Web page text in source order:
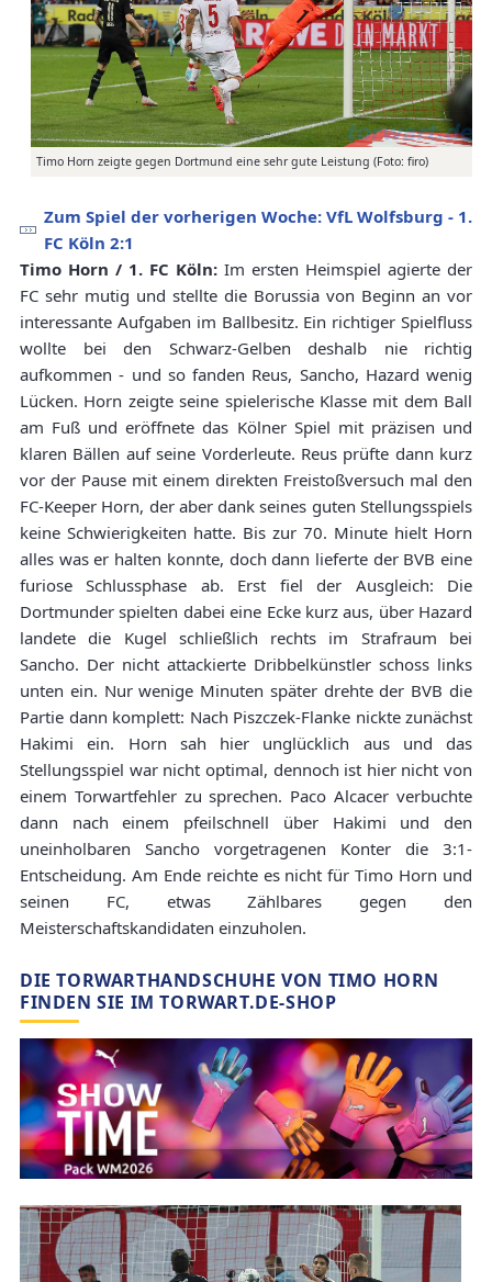
Timo Horn zeigte gegen Dortmund eine sehr gute Leistung (Foto: firo)
Zum Spiel der vorherigen Woche: VfL Wolfsburg - 1.
FC Köln 2:1
Timo Horn / 1. FC Köln: Im ersten Heimspiel agierte der
FC sehr mutig und stellte die Borussia von Beginn an vor
interessante Aufgaben im Ballbesitz. Ein richtiger Spielfluss
wollte bei den Schwarz-Gelben deshalb nie richtig
aufkommen - und so fanden Reus, Sancho, Hazard wenig
Lücken. Horn zeigte seine spielerische Klasse mit dem Ball
am Fuß und eröffnete das Kölner Spiel mit präzisen und
klaren Bällen auf seine Vorderleute. Reus prüfte dann kurz
vor der Pause mit einem direkten Freistoßversuch mal den
FC-Keeper Horn, der aber dank seines guten Stellungsspiels
keine Schwierigkeiten hatte. Bis zur 70. Minute hielt Horn
alles was er halten konnte, doch dann lieferte der BVB eine
furiose Schlussphase ab. Erst fiel der Ausgleich: Die
Dortmunder spielten dabei eine Ecke kurz aus, über Hazard
landete die Kugel schließlich rechts im Strafraum bei
Sancho. Der nicht attackierte Dribbelkünstler schoss links
unten ein. Nur wenige Minuten später drehte der BVB die
Partie dann komplett: Nach Piszczek-Flanke nickte zunächst
Hakimi ein. Horn sah hier unglücklich aus und das
Stellungsspiel war nicht optimal, dennoch ist hier nicht von
einem Torwartfehler zu sprechen. Paco Alcacer verbuchte
dann nach einem pfeilschnell über Hakimi und den
uneinholbaren Sancho vorgetragenen Konter die 3:1-
Entscheidung. Am Ende reichte es nicht für Timo Horn und
seinen FC, etwas Zählbares gegen den
Meisterschaftskandidaten einzuholen.
DIE TORWARTHANDSCHUHE VON TIMO HORN
FINDEN SIE IM TORWART.DE-SHOP